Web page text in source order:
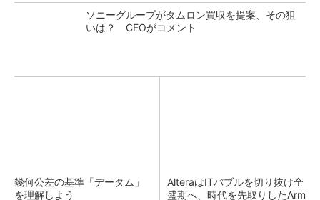
ソニーグループがタムロン買収を提案、その狙
いは？ CFOがコメント
幾何公差の基準「データム」
を理解しよう
AlteraはITバブルを切り抜け全
盛期へ、時代を先取りしたArm